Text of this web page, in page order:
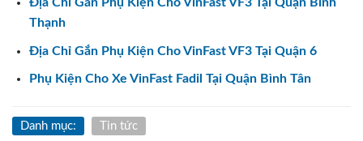
Thạnh
Địa Chỉ Gắn Phụ Kiện Cho VinFast VF3 Tại Quận 6
Phụ Kiện Cho Xe VinFast Fadil Tại Quận Bình Tân
Danh mục: Tin tức